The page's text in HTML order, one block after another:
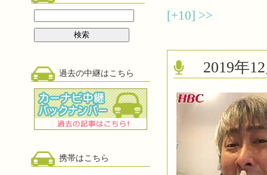
過去の中継はこちら
携帯はこちら
[+10] >>
2019年